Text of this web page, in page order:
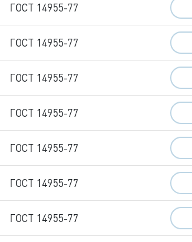
ГОСТ 14955-77
ГОСТ 14955-77
ГОСТ 14955-77
ГОСТ 14955-77
ГОСТ 14955-77
ГОСТ 14955-77
ГОСТ 14955-77